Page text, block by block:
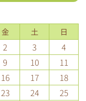
金 土 日
2 3
4
9 10
11
16 17
18
23 24
25